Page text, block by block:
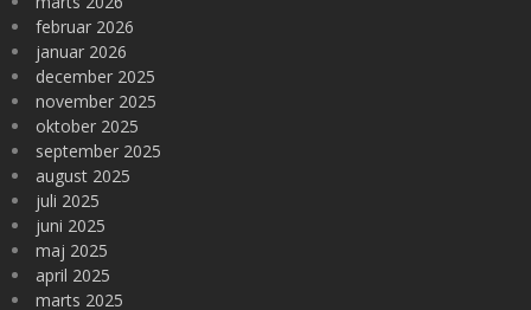
februar 2026
januar 2026
december 2025
november 2025
oktober 2025
september 2025
august 2025
juli 2025
juni 2025
maj 2025
april 2025
marts 2025